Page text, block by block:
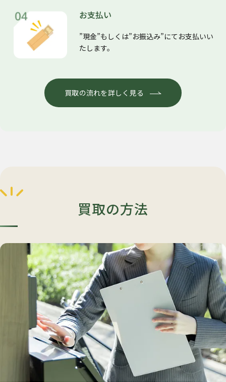
お支払い
”現金”もしくは”お振込み”にてお支払いい
たします。
買取の流れを詳しく見る
買取の方法